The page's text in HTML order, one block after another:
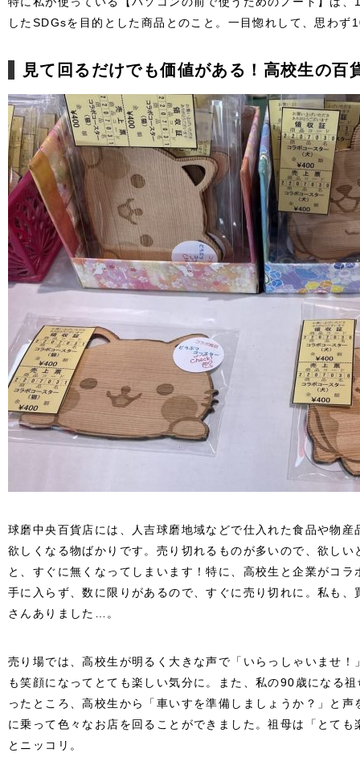
したSDGsを目的とした商品とのこと。一目惚れして、思わず
見て回るだけでも価値がある！高校生の百
球磨中央百貨店には、人吉球磨地域などで仕入れた食品や物
欲しくなる物ばかりです。売り切れるものが多いので、欲し
と、すぐに無くなってしまいます！特に、高校生と企業がコ
手に入らず、数に限りがあるので、すぐに売り切れに。私も
さんありました…。
売り場では、高校生が明るく大きな声で「いらっしゃいませ
も笑顔になってとても楽しい気分に。また、私の90歳になる
ったところ、高校生から「車いすを準備しましょうか？」と
に乗って色々なお店を回ることができました。祖母は「とて
とニッコリ。